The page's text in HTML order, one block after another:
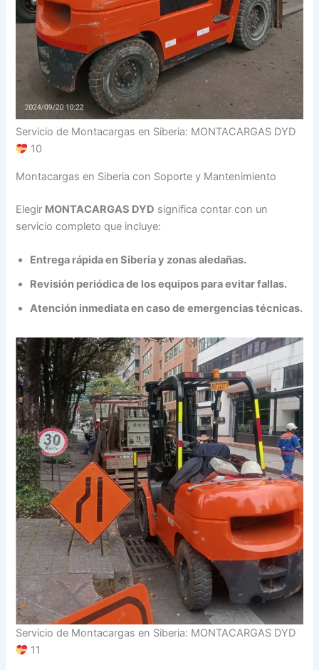
Servicio de Montacargas en Siberia: MONTACARGAS DYD
10
Montacargas en Siberia con Soporte y Mantenimiento
Elegir MONTACARGAS DYD significa contar con un
servicio completo que incluye:
Entrega rápida en Siberia y zonas aledañas.
Revisión periódica de los equipos para evitar fallas.
Atención inmediata en caso de emergencias técnicas.
Servicio de Montacargas en Siberia: MONTACARGAS DYD
11